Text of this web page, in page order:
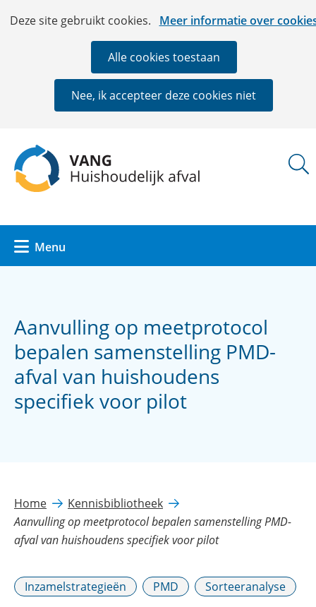
Cookies
Deze site gebruikt cookies. Meer informatie over
Hier
deze
website
worden
of
geweigerd.
Alle cookies toestaan
Nee, ik accepteer deze cookies niet
Ga
de
inhoud
Menu
Aanvulling op meetprotocol
bepalen samenstelling PMD-
afval van huishoudens
specifiek voor pilot
Home
Kennisbibliotheek
Aanvulling op meetprotocol bepalen samenstelling PMD-
afval van huishoudens specifiek voor pilot
Inzamelstrategieën PMD Sorteeranalyse